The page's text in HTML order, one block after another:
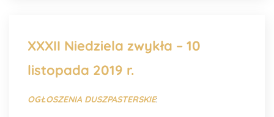
XXXII Niedziela zwykła – 10
listopada 2019 r.
OGŁOSZENIA DUSZPASTERSKIE: